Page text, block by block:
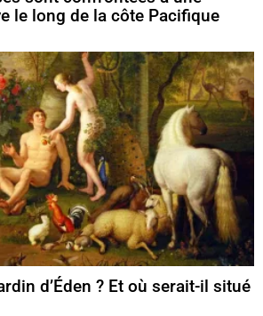
le long de la côte Pacifique
d’Éden ? Et où serait-il situé